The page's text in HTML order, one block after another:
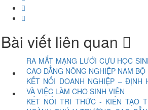
Bài viết liên quan
RA MẮT MẠNG LƯỚI CỰU HỌC
CAO ĐẲNG NÔNG NGHIỆP NAM BỘ
KẾT NỐI DOANH NGHIỆP – ĐỊNH
VÀ VIỆC LÀM CHO SINH VIÊN
KẾT NỐI TRI THỨC - KIẾN TẠO